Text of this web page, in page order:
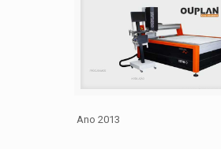
Ano 2013